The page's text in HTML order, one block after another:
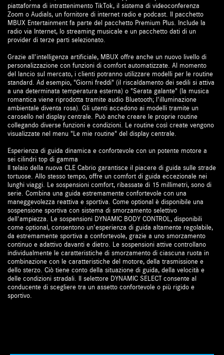
piattaforma di intrattenimento TikTok, il sistema di videoconferenza
Zoom o Audials, un fornitore di internet radio e podcast. Il pacchetto
MBUX Entertainment fa parte del pacchetto Premium Plus. Include la
radio via Internet, lo streaming musicale e un pacchetto dati di un
provider di terze parti selezionato.
Grazie all'intelligenza artificiale, MBUX offre anche un nuovo livello di
personalizzazione con funzioni di comfort automatizzate. Al momento
del lancio sul mercato, i clienti potranno utilizzare modelli per le routine
standard. Ad esempio, "Giorni freddi" (il riscaldamento dei sedili si attiva
a una determinata temperatura esterna) o "Serata galante" (la musica
romantica viene riprodotta tramite audio Bluetooth; l'illuminazione
ambientale diventa rosa). Gli utenti accedono ai modelli tramite un
carosello nel display centrale. Può anche creare le proprie routine
collegando diverse funzioni e condizioni. Le routine così create vengono
visualizzate nel menu "Le mie routine" del display centrale.
Esperienza di guida dinamica e confortevole con un potente motore a
sei cilindri top di gamma
Il telaio della nuova CLE Cabrio garantisce il piacere di guida sulle strade
tortuose. Allo stesso tempo, offre un comfort di guida eccezionale nei
lunghi viaggi. Le sospensioni comfort, ribassate di 15 millimetri, sono di
serie. Combina una guida estremamente confortevole con una
maneggevolezza reattiva e sportiva. Come optional è disponibile una
sospensione sportiva con sistema di smorzamento selettivo
dell'ampiezza. Le sospensioni DYNAMIC BODY CONTROL, disponibili
come optional, consentono un'esperienza di guida altamente regolabile,
da estremamente sportiva a confortevole, grazie a uno smorzamento
continuo e adattivo davanti e dietro. Le sospensioni attive controllano
individualmente le caratteristiche di smorzamento di ciascuna ruota in
combinazione con le caratteristiche del motore, della trasmissione e
dello sterzo. Ciò tiene conto della situazione di guida, della velocità e
delle condizioni stradali. Il selettore DYNAMIC SELECT consente al
conducente di scegliere tra un assetto confortevole o più rigido e
sportivo.